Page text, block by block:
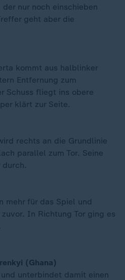
nur noch einschieben
geht aber die
kommt aus halblinker
Entfernung zum
Schuss fliegt ins obere
klärt zur Seite.
rechts an die Grundlinie
parallel zum Tor. Seine
durch.
mehr für das Spiel und
In Richtung Tor ging es
(Ghana)
unterbindet damit einen